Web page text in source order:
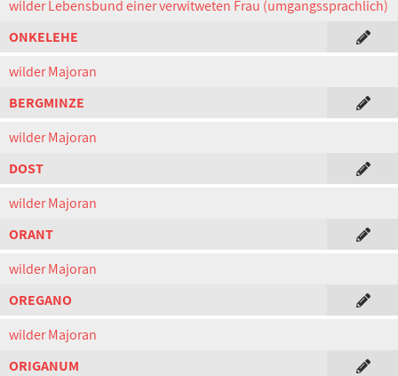
wilder Lebensbund einer verwitweten Frau (umgangssprachlich)
ONKELEHE
wilder Majoran
BERGMINZE
wilder Majoran
DOST
wilder Majoran
ORANT
wilder Majoran
OREGANO
wilder Majoran
ORIGANUM